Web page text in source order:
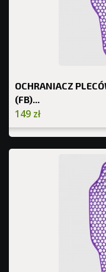
OCHRANIACZ
(FB)...
149 zł